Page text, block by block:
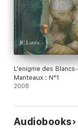
L'enigme des Blancs-
Manteaux : N°1
2008
Audiobooks